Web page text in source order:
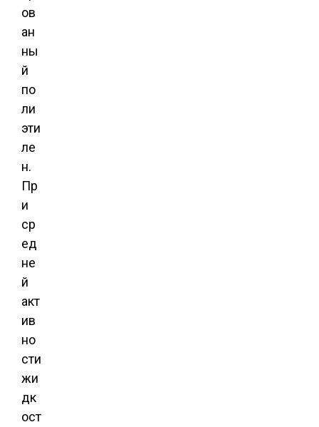
ов
ан
ны
й
по
ли
эти
ле
н.
Пр
и
ср
ед
не
й
акт
ив
но
сти
жи
дк
ост